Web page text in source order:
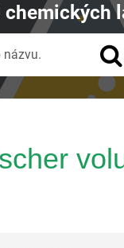
chemických
názvu.